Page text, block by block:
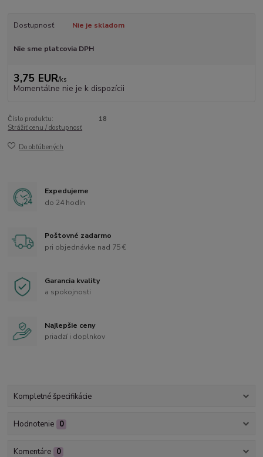
Dostupnosť Nie je skladom
Nie sme platcovia DPH
3,75 EUR/ks
Momentálne nie je k dispozícii
Číslo produktu:
18
Strážiť cenu / dostupnosť
Do obľúbených
Expedujeme
do 24 hodín
Poštovné zadarmo
pri objednávke nad 75 €
Garancia kvality
a spokojnosti
Najlepšie ceny
priadzí i doplnkov
Kompletné špecifikácie
Hodnotenie 0
Komentáre 0